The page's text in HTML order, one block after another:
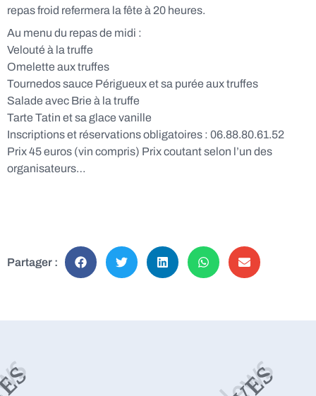
repas froid refermera la fête à 20 heures.
Au menu du repas de midi :
Velouté à la truffe
Omelette aux truffes
Tournedos sauce Périgueux et sa purée aux truffes
Salade avec Brie à la truffe
Tarte Tatin et sa glace vanille
Inscriptions et réservations obligatoires : 06.88.80.61.52
Prix 45 euros (vin compris) Prix coutant selon l’un des
organisateurs…
Partager :